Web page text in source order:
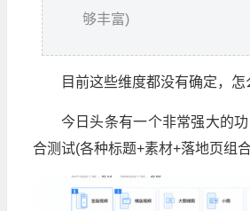
够丰富)
目前这些维度都没有确定，怎
今日头条有一个非常强大的
合测试(各种标题+素材+落地页组